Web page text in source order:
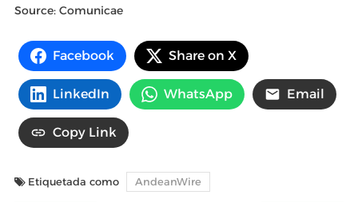
Source: Comunicae
Facebook Share on X
LinkedIn WhatsApp Email
Copy Link
Etiquetada como AndeanWire